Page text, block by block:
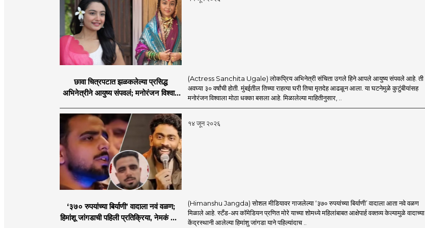
छावा चित्रपटात झळकलेल्या प्रसिद्ध
अभिनेत्रीने आयुष्य संपवलं; मनोरंजन विश्वात
(Actress Sanchita Ugale) लोकप्रिय अभिनेत्री संचिता उगले हिने आपले आयुष्य संपवले आहे. ती
अवघ्या ३० वर्षांची होती. मुंबईतील तिच्या राहत्या घरी तिचा मृतदेह आढळून आला. या घटनेमुळे कुटुंबीयांसह
मनोरंजन विश्वाला मोठा धक्का बसला आहे. मिळालेल्या माहितीनुसार, ..
१४ जून २०२६
‘३७० रुपयांच्या बिर्याणी’ वादाला नवं वळण;
हिमांशू जांगडाची पहिली प्रतिक्रिया, नेमकं काय
(Himanshu Jangda) सोशल मीडियावर गाजलेल्या ‘३७० रुपयांच्या बिर्याणी’ वादाला आता नवे वळण
मिळाले आहे. स्टँड-अप कॉमेडियन प्रणित मोरे याच्या शोमध्ये महिलांबाबत आक्षेपार्ह वक्तव्य केल्यामुळे वादाच्या
केंद्रस्थानी आलेल्या हिमांशु जांगडा याने पहिल्यांदाच ..